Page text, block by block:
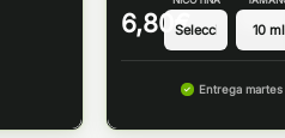
6,80 €
Entrega martes